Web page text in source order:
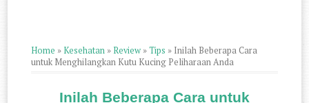
Home » Kesehatan » Review»Tips » Inilah Beberapa Cara
untuk Menghilangkan Kutu Kucing Peliharaan Anda
Inilah Beberapa Cara untuk